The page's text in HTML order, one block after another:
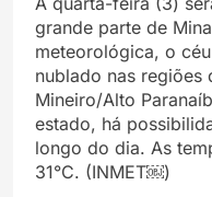
grande parte de
meteorológica, o
nublado nas regiões
Mineiro/Alto
estado, há
longo do dia. As
31°C. (INMET￼)